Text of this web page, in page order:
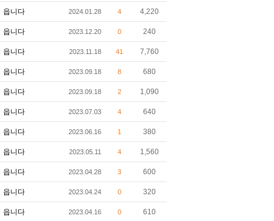
읍니다 2024.01.28 4 4,220
읍니다 2023.12.20 0 240
읍니다 2023.11.18 41 7,760
읍니다 2023.09.18 8 680
읍니다 2023.09.18 2 1,090
읍니다 2023.07.03 4 640
읍니다 2023.06.16 1 380
읍니다 2023.05.11 4 1,560
읍니다 2023.04.28 3 600
읍니다 2023.04.24 0 320
읍니다 2023.04.16 0 610